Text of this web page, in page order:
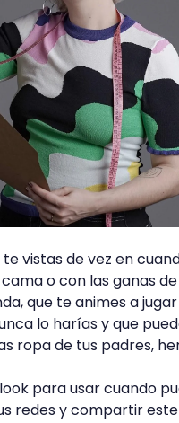
vistas de vez en
o con las ganas
que te animes a
lo harías y que
ropa de tus padres,
para usar cuando
redes y compartir